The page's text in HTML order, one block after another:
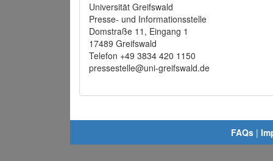
Universität Greifswald
Presse- und Informationsstelle
Domstraße 11, Eingang 1
17489 Greifswald
Telefon +49 3834 420 1150
pressestelle@uni-greifswald.de
FAQs |